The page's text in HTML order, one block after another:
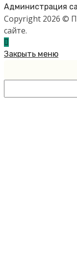
Администрация
Copyright 2026 ©
сайте.
Закрыть меню